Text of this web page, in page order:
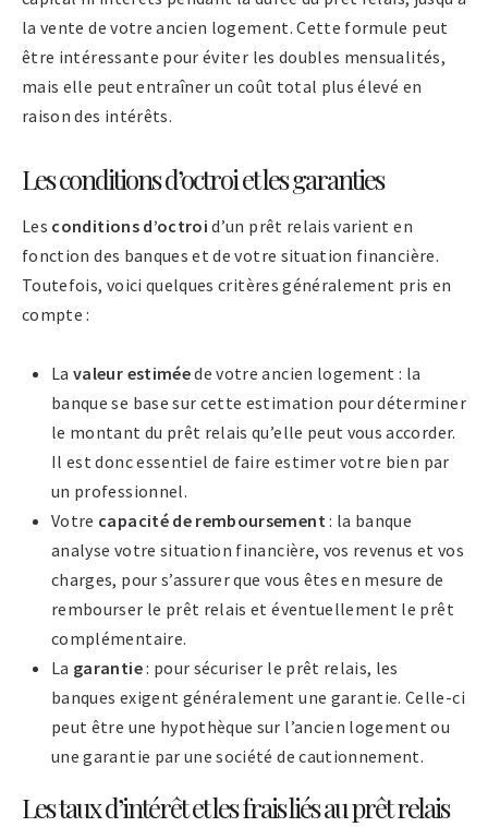
la vente de votre ancien logement. Cette formule peut
être intéressante pour éviter les doubles mensualités,
mais elle peut entraîner un coût total plus élevé en
raison des intérêts.
Les conditions d’octroi et les garanties
Les conditions d’octroi d’un prêt relais varient en
fonction des banques et de votre situation financière.
Toutefois, voici quelques critères généralement pris en
compte :
Lavaleur estiméede votre ancien logement : la
banque se base sur cette estimation pour déterminer
le montant du prêt relais qu’elle peut vous accorder.
Il est donc essentiel de faire estimer votre bien par
un professionnel.
Votre capacité de remboursement: la banque
analyse votre situation financière, vos revenus et vos
charges, pour s’assurer que vous êtes en mesure de
rembourser le prêt relais et éventuellement le prêt
complémentaire.
La garantie: pour sécuriser le prêt relais, les
banques exigent généralement une garantie. Celle-ci
peut être une hypothèque sur l’ancien logement ou
une garantie par une société de cautionnement.
Les taux d’intérêt et les frais liés au prêt relais